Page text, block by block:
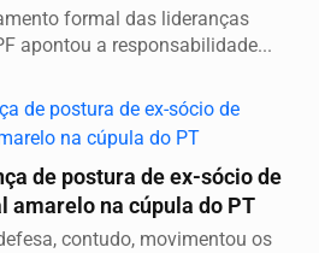
formal das lideranças
apontou a responsabilidade...
de postura de ex-sócio de
amarelo na cúpula do PT
contudo, movimentou os